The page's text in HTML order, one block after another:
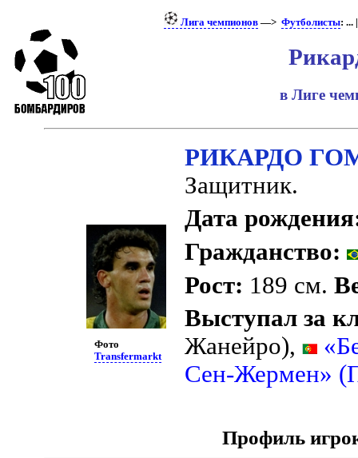
Лига чемпионов—> Футболисты: ...
в Лиге
Фото
Transfermarkt
РИКАРДО
Защитник.
Дата
Гражданство:
Рост: 189 см.
Выступал за
Жанейро),
Сен-Жермен»
Профиль